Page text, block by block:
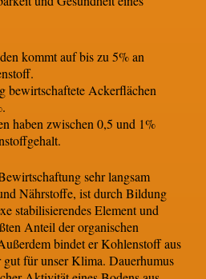
kommt auf bis zu 5% an
bewirtschaftete Ackerflächen
haben zwischen 0,5 und 1%
sehr langsam
Nährstoffe, ist durch Bildung
stabilisierendes Element und
Anteil der organischen
bindet er Kohlenstoff aus
für unser Klima. Dauerhumus